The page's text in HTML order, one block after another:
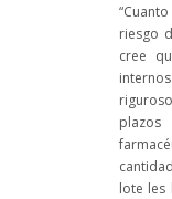
riesgo
cree
lote les